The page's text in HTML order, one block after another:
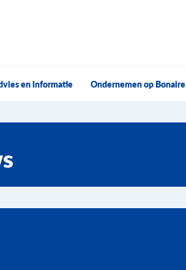
en informatie Ondernemen op Bonaire